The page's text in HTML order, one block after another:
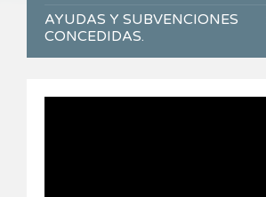
AYUDAS Y SUBVENCIONES
CONCEDIDAS.